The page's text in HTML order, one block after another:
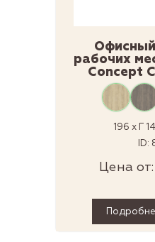
рабочих
Concept
196 x Г
ID:
Цена от: